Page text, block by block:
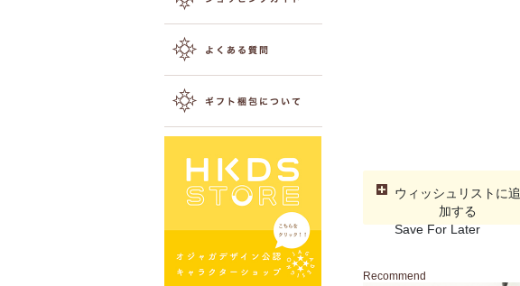
ウィッシュリストに追
加する
Save For Later
Recommend